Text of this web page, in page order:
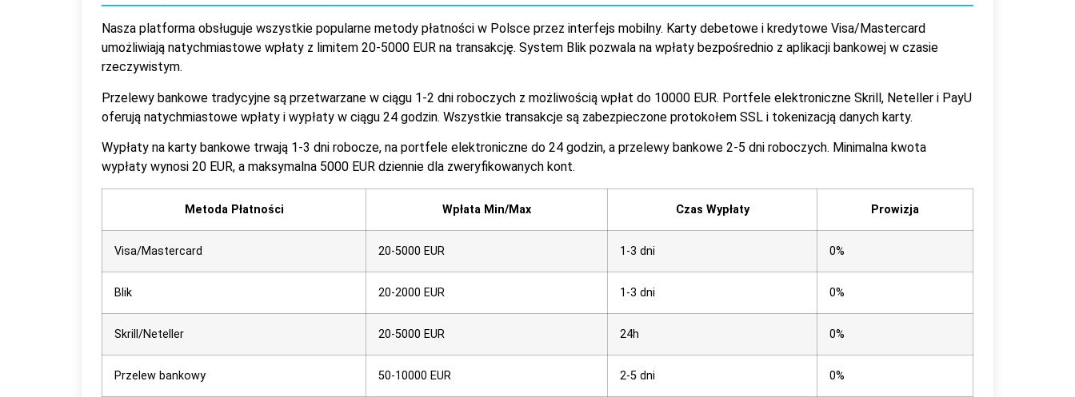
Nasza platforma obsługuje wszystkie popularne metody płatności w Polsce przez interfejs mobilny. Karty debetowe i kredytowe Visa/Mastercard
umożliwiają natychmiastowe wpłaty z limitem 20-5000 EUR na transakcję. System Blik pozwala na wpłaty bezpośrednio z aplikacji bankowej w czasie
rzeczywistym.
Przelewy bankowe tradycyjne są przetwarzane w ciągu 1-2 dni roboczych z możliwością wpłat do 10000 EUR. Portfele elektroniczne Skrill, Neteller i PayU
oferują natychmiastowe wpłaty i wypłaty w ciągu 24 godzin. Wszystkie transakcje są zabezpieczone protokołem SSL i tokenizacją danych karty.
Wypłaty na karty bankowe trwają 1-3 dni robocze, na portfele elektroniczne do 24 godzin, a przelewy bankowe 2-5 dni roboczych. Minimalna kwota
wypłaty wynosi 20 EUR, a maksymalna 5000 EUR dziennie dla zweryfikowanych kont.
Metoda Płatności Wpłata Min/Max Czas Wypłaty Prowizja
Visa/Mastercard 20-5000 EUR 1-3 dni 0%
Blik 20-2000 EUR 1-3 dni 0%
Skrill/Neteller 20-5000 EUR 24h 0%
Przelew bankowy 50-10000 EUR 2-5 dni 0%